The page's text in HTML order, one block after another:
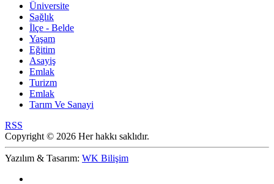
Üniversite
Sağlık
İlçe - Belde
Yaşam
Eğitim
Asayiş
Emlak
Turizm
Emlak
Tarım Ve Sanayi
RSS
Copyright © 2026 Her hakkı saklıdır.
Yazılım & Tasarım: WK Bilişim